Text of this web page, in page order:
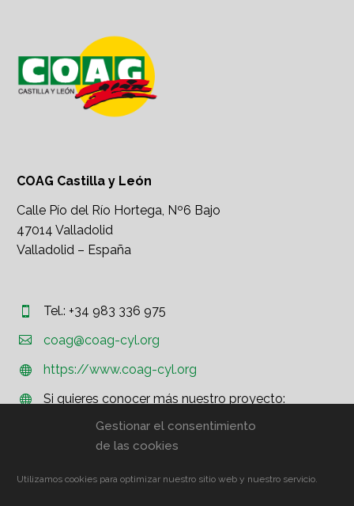
Gestionar el consentimiento
de las cookies
Utilizamos cookies para optimizar nuestro sitio web y nuestro servicio.
COAG Castilla y León
Calle Pío del Río Hortega, Nº6 Bajo
47014 Valladolid
Valladolid – España

 Tel.: +34 983 336 975

 coag@coag-cyl.org

 https://www.coag-cyl.org


Si quieres conocer más nuestro proyecto:
http://www.coag.org